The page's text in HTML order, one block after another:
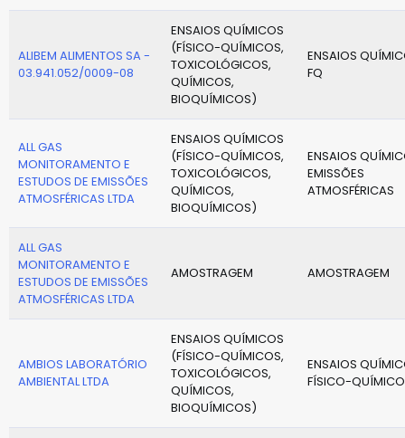
ALIBEM ALIMENTOS SA -
03.941.052/0009-08
ENSAIOS QUÍMICOS
(FÍSICO-QUÍMICOS,
TOXICOLÓGICOS,
QUÍMICOS,
BIOQUÍMICOS)
ENSAIOS
FQ
ALL GAS
MONITORAMENTO E
ESTUDOS DE EMISSÕES
ATMOSFÉRICAS LTDA
ENSAIOS QUÍMICOS
(FÍSICO-QUÍMICOS,
TOXICOLÓGICOS,
QUÍMICOS,
BIOQUÍMICOS)
ENSAIOS
EMISSÕES
ATMOSFÉRICAS
ALL GAS
MONITORAMENTO E
ESTUDOS DE EMISSÕES
ATMOSFÉRICAS LTDA
AMOSTRAGEM AMOSTRAGEM
AMBIOS LABORATÓRIO
AMBIENTAL LTDA
ENSAIOS QUÍMICOS
(FÍSICO-QUÍMICOS,
TOXICOLÓGICOS,
QUÍMICOS,
BIOQUÍMICOS)
ENSAIOS
FÍSICO-